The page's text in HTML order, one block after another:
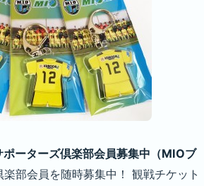
ーターズ倶楽部会員募集中（MIOブ
部会員を随時募集中！ 観戦チケット